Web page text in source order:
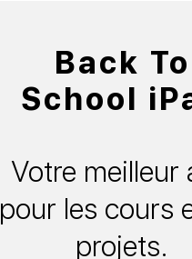
Back To
School
Votre meilleur
pour les cours
projets.